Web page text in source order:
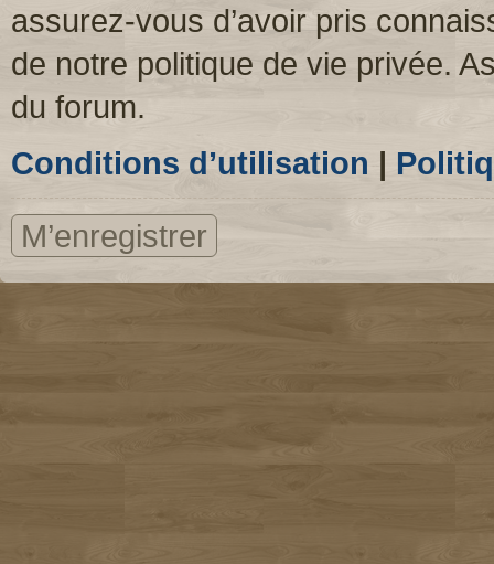
assurez-vous d’avoir pris
de notre politique de vie privée.
du forum.
Conditions d’utilisation |
M’enregistrer